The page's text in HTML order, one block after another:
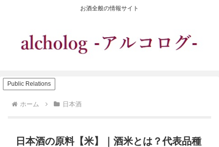
お酒全般の情報サイト
Public Relations
ホーム 日本酒
日本酒の原料【米】｜酒米とは？代表品種